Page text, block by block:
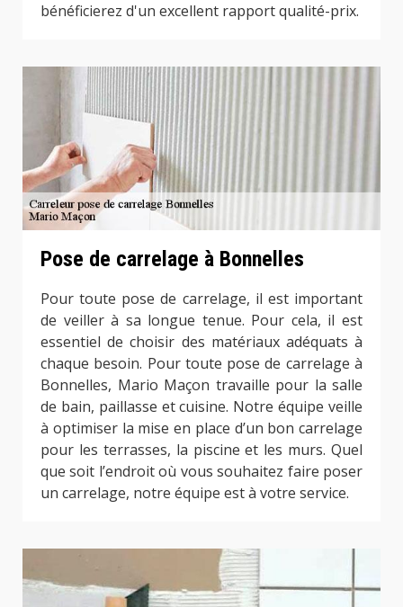
bénéficierez d'un excellent rapport qualité-prix.
Pose de carrelage à Bonnelles
Pour toute pose de carrelage, il est important
de veiller à sa longue tenue. Pour cela, il est
essentiel de choisir des matériaux adéquats à
chaque besoin. Pour toute pose de carrelage à
Bonnelles, Mario Maçon travaille pour la salle
de bain, paillasse et cuisine. Notre équipe veille
à optimiser la mise en place d’un bon carrelage
pour les terrasses, la piscine et les murs. Quel
que soit l’endroit où vous souhaitez faire poser
un carrelage, notre équipe est à votre service.